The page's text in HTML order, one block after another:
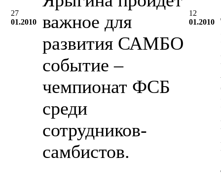
27
01.2010
важное для
развития САМБО
событие –
чемпионат ФСБ
среди
сотрудников-
самбистов.
12
01.2010